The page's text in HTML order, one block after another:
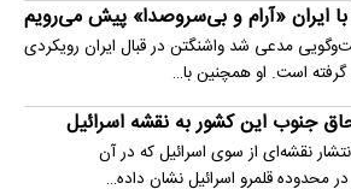
ایران «آرام و بی‌سروصدا» پیش می‌رویم
مدعی شد واشنگتن در قبال ایران رویکردی
است. او همچنین با…
جنوب این کشور به نقشه اسرائیل
نقشه‌ای از سوی اسرائیل که در آن
محدوده قلمرو اسرائیل نشان داده…